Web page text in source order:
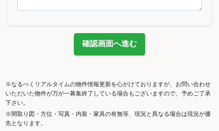
確認画面へ進む
※なるべくリアルタイムの物件情報更新を心がけておりますが、お問い合わせ
いただいた物件が万が一募集終了している場合もございますので、予めご了承
下さい。
※間取り図・方位・写真・内装・家具の有無等、現況と異なる場合は現況が優
先となります。